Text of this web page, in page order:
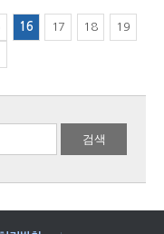
16 17 18 19